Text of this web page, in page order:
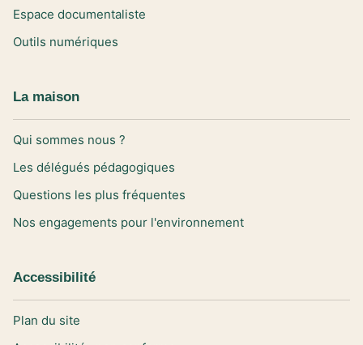
Espace documentaliste
Outils numériques
La maison
Qui sommes nous ?
Les délégués pédagogiques
Questions les plus fréquentes
Nos engagements pour l'environnement
Accessibilité
Plan du site